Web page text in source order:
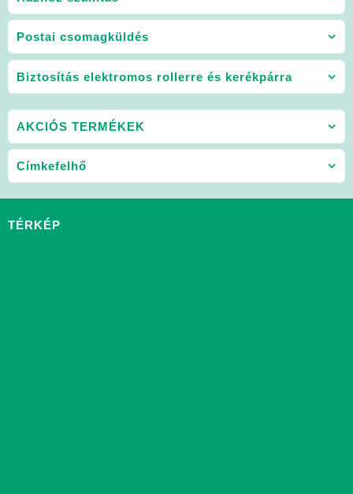
Postai csomagküldés
Biztosítás elektromos rollerre és kerékpárra
AKCIÓS TERMÉKEK
Címkefelhő
TÉRKÉP